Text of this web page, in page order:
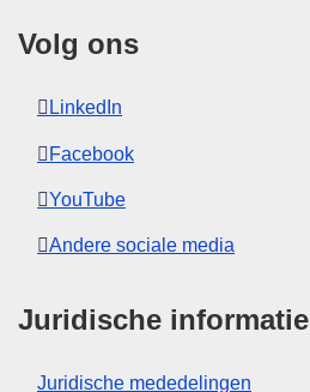
Volg ons
LinkedIn
Facebook
YouTube
Andere sociale media
Juridische informatie
Juridische mededelingen